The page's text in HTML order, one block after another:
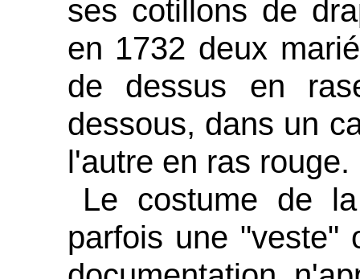
ses cotillons de
en 1732 deux
de dessus en
dessous, dans un
l'autre en ras rouge.
Le costume de
parfois une "veste"